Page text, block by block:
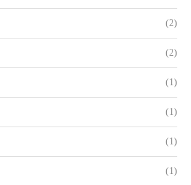
(2)
(2)
(1)
(1)
(1)
(1)